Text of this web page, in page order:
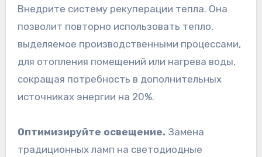
Внедрите систему рекуперации тепла. Она
позволит повторно использовать тепло,
выделяемое производственными процессами,
для отопления помещений или нагрева воды,
сокращая потребность в дополнительных
источниках энергии на 20%.
Оптимизируйте освещение. Замена
традиционных ламп на светодиодные